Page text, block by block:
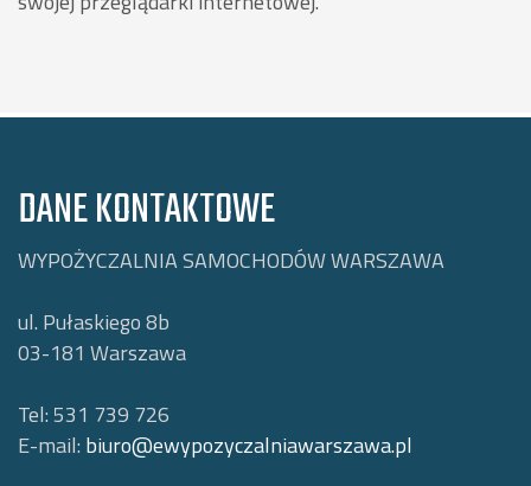
DANE KONTAKTOWE
WYPOŻYCZALNIA SAMOCHODÓW WARSZAWA
ul. Pułaskiego 8b
03-181 Warszawa
Tel:531 739 726
E-mail: biuro@ewypozyczalniawarszawa.pl